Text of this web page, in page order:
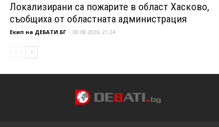
Локализирани са пожарите в област Хасково,
съобщиха от областната администрация
Екип на ДЕБАТИ.БГ - 08.08.2026, 21:24